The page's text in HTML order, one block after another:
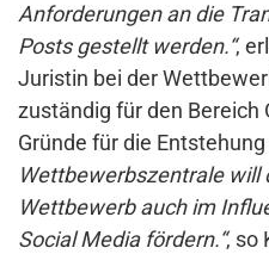
Anforderungen an die
Posts gestellt werden.“,
Juristin bei der
zuständig für den Bereich
Gründe für die
Wettbewerbszentrale will
Wettbewerb auch im
Social Media fördern.“, so